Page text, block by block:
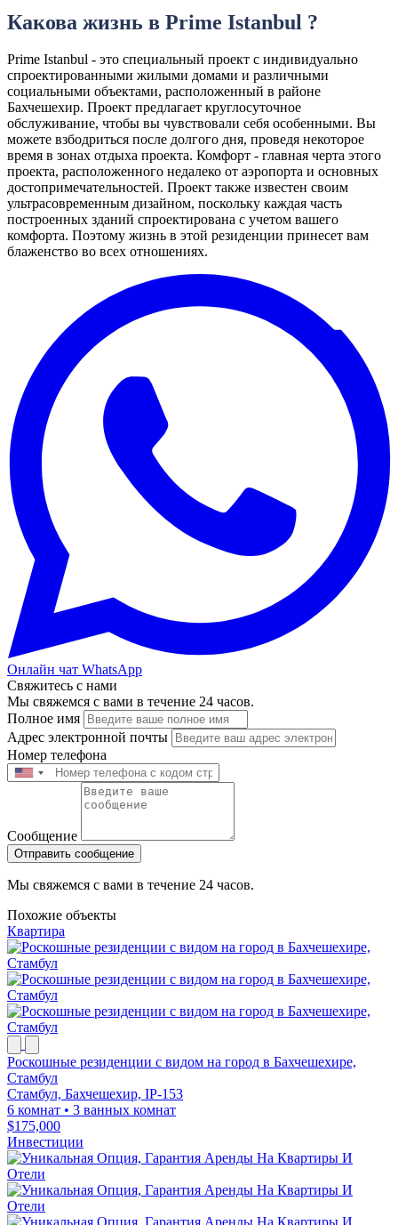
Какова жизнь в Prime Istanbul ?
Prime Istanbul - это специальный проект с индивидуально
спроектированными жилыми домами и различными
социальными объектами, расположенный в районе
Бахчешехир. Проект предлагает круглосуточное
обслуживание, чтобы вы чувствовали себя особенными. Вы
можете взбодриться после долгого дня, проведя некоторое
время в зонах отдыха проекта. Комфорт - главная черта этого
проекта, расположенного недалеко от аэропорта и основных
достопримечательностей. Проект также известен своим
ультрасовременным дизайном, поскольку каждая часть
построенных зданий спроектирована с учетом вашего
комфорта. Поэтому жизнь в этой резиденции принесет вам
блаженство во всех отношениях.
Онлайн чат WhatsApp
Свяжитесь с нами
Мы свяжемся с вами в течение 24 часов.
Полное имя
Адрес электронной почты
Номер телефона
Сообщение
Отправить сообщение
Мы свяжемся с вами в течение 24 часов.
Похожие объекты
Квартира
Роскошные резиденции с видом на город в Бахчешехире,
Стамбул
Стамбул, Бахчешехир, IP-153
6 комнат • 3 ванных комнат
$175,000
Инвестиции